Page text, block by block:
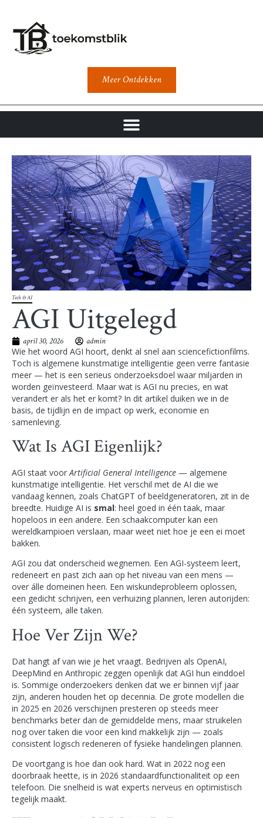
Meer Ontdekken
Tech & AI
AGI Uitgelegd
april 30, 2026 admin
Wie het woord AGI hoort, denkt al snel aan sciencefictionfilms.
Toch is algemene kunstmatige intelligentie geen verre fantasie
meer — het is een serieus onderzoeksdoel waar miljarden in
worden geïnvesteerd. Maar wat is AGI nu precies, en wat
verandert er als het er komt? In dit artikel duiken we in de
basis, de tijdlijn en de impact op werk, economie en
samenleving.
Wat Is AGI Eigenlijk?
AGI staat voorArtificial General Intelligence — algemene
kunstmatige intelligentie. Het verschil met de AI die we
vandaag kennen, zoals ChatGPT of beeldgeneratoren, zit in de
breedte. Huidige AI is smal: heel goed in één taak, maar
hopeloos in een andere. Een schaakcomputer kan een
wereldkampioen verslaan, maar weet niet hoe je een ei moet
bakken.
AGI zou dat onderscheid wegnemen. Een AGI-systeem leert,
redeneert en past zich aan op het niveau van een mens —
over álle domeinen heen. Een wiskundeprobleem oplossen,
een gedicht schrijven, een verhuizing plannen, leren autorijden:
één systeem, alle taken.
Hoe Ver Zijn We?
Dat hangt af van wie je het vraagt. Bedrijven als OpenAI,
DeepMind en Anthropic zeggen openlijk dat AGI hun einddoel
is. Sommige onderzoekers denken dat we er binnen vijf jaar
zijn, anderen houden het op decennia. De grote modellen die
in 2025 en 2026 verschijnen presteren op steeds meer
benchmarks beter dan de gemiddelde mens, maar struikelen
nog over taken die voor een kind makkelijk zijn — zoals
consistent logisch redeneren of fysieke handelingen plannen.
De voortgang is hoe dan ook hard. Wat in 2022 nog een
doorbraak heette, is in 2026 standaardfunctionaliteit op een
telefoon. Die snelheid is wat experts nerveus en optimistisch
tegelijk maakt.